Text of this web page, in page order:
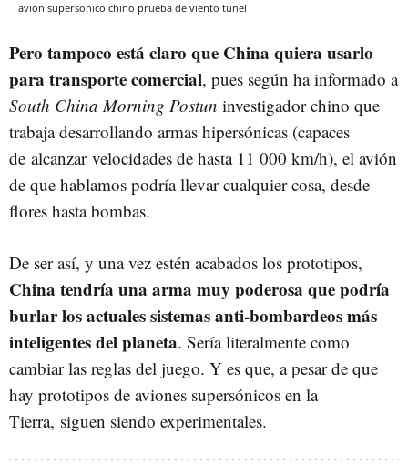
avion supersonico chino prueba de viento tunel
Pero tampoco está claro que China quiera usarlo
para transporte comercial, pues según ha informado a
South China Morning Postun investigador chino que
trabaja desarrollando armas hipersónicas (capaces
de alcanzar velocidades de hasta 11 000 km/h), el avión
de que hablamos podría llevar cualquier cosa, desde
flores hasta bombas.
De ser así, y una vez estén acabados los prototipos,
China tendría una arma muy poderosa que podría
burlar los actuales sistemas anti-bombardeos más
inteligentes del planeta. Sería literalmente como
cambiar las reglas del juego. Y es que, a pesar de que
hay prototipos de aviones supersónicos en la
Tierra, siguen siendo experimentales.